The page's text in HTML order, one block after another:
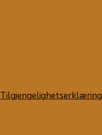
Tilgjengelighetserklæring